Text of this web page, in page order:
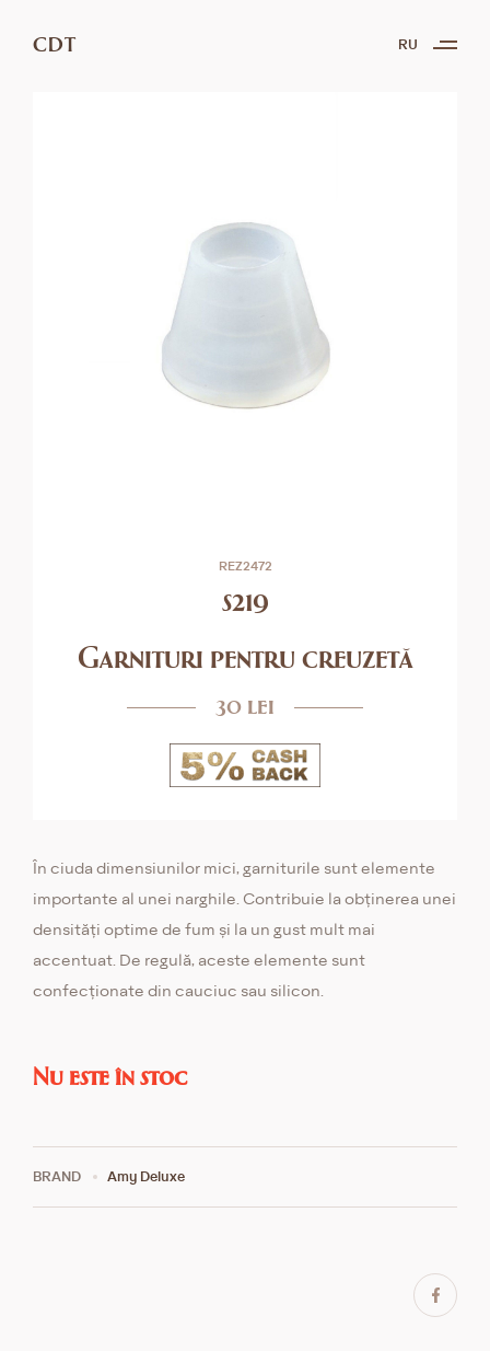
CDT RU
REZ2472
s219
Garnituri pentru creuzetă
30 lei
În ciuda dimensiunilor mici, garniturile sunt elemente
importante al unei narghile. Contribuie la obținerea unei
densități optime de fum și la un gust mult mai
accentuat. De regulă, aceste elemente sunt
confecționate din cauciuc sau silicon.
Nu este în stoc
BRAND Amy Deluxe